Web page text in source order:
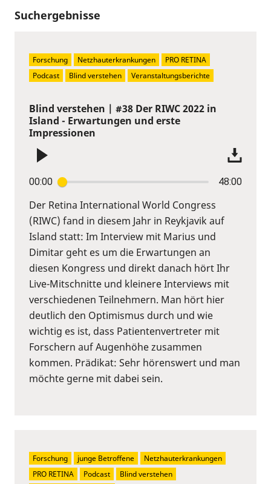
Suchergebnisse
Blind verstehen | #38 Der RIWC 2022 in
Island - Erwartungen und erste
Impressionen
00:00 48:00
Der Retina International World Congress
(RIWC) fand in diesem Jahr in Reykjavik auf
Island statt: Im Interview mit Marius und
Dimitar geht es um die Erwartungen an
diesen Kongress und direkt danach hört Ihr
Live-Mitschnitte und kleinere Interviews mit
verschiedenen Teilnehmern. Man hört hier
deutlich den Optimismus durch und wie
wichtig es ist, dass Patientenvertreter mit
Forschern auf Augenhöhe zusammen
kommen. Prädikat: Sehr hörenswert und man
möchte gerne mit dabei sein.
Forschung Netzhauterkrankungen
PRO RETINA
Podcast
Blind verstehen Veranstaltungsberichte
Forschung junge Betroffene
Netzhauterkrankungen
PRO RETINA
Podcast
Blind verstehen